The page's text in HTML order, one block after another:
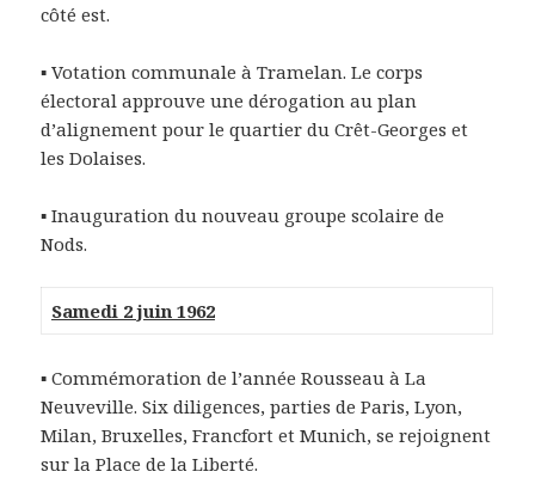
côté est.
▪ Votation communale à Tramelan. Le corps
électoral approuve une dérogation au plan
d’alignement pour le quartier du Crêt-Georges et
les Dolaises.
▪ Inauguration du nouveau groupe scolaire de
Nods.
Samedi 2 juin 1962
▪ Commémoration de l’année Rousseau à La
Neuveville. Six diligences, parties de Paris, Lyon,
Milan, Bruxelles, Francfort et Munich, se rejoignent
sur la Place de la Liberté.